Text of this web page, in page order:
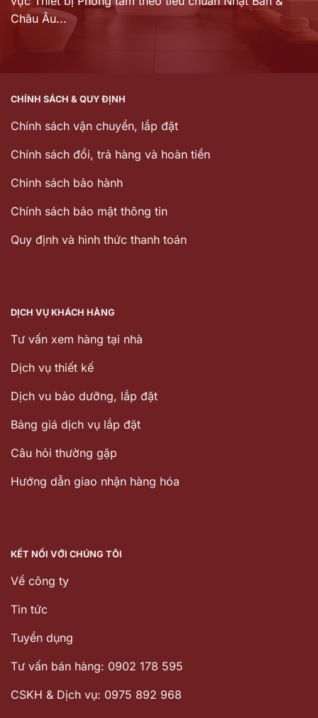
Châu Âu...
CHÍNH SÁCH & QUY ĐỊNH
Chính sách vận chuyển, lắp đặt
Chính sách đổi, trả hàng và hoàn tiền
Chinh sách bảo hành
Chính sách bảo mật thông tin
Quy định và hình thức thanh toán
DỊCH VỤ KHÁCH HÀNG
Tư vấn xem hàng tại nhà
Dịch vụ thiết kế
Dịch vu bảo dưỡng, lắp đặt
Bảng giá dịch vụ lắp đặt
Câu hỏi thường gặp
Hướng dẫn giao nhận hàng hóa
KẾT NỐI VỚI CHÚNG TÔI
Về công ty
Tin tức
Tuyển dụng
Tư vấn bán hàng: 0902 178 595
CSKH & Dịch vụ: 0975 892 968